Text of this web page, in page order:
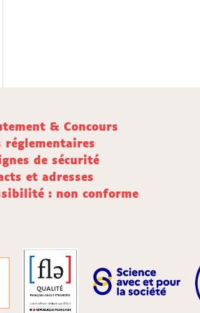
& Concours
réglementaires
de sécurité
et adresses
: non conforme